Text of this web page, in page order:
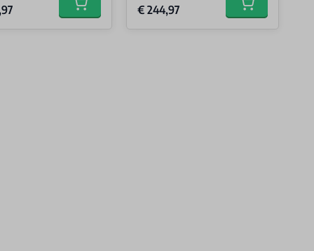
Add to cart Special Price
€ 244,97 Add to cart